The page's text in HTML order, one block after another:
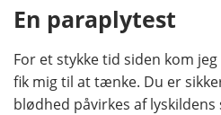
En paraplytest
For et stykke tid siden kom
fik mig til at tænke. Du er
blødhed påvirkes af